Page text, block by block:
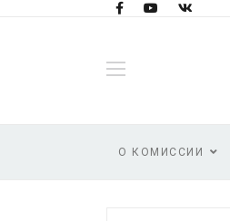
О КОМИССИИ